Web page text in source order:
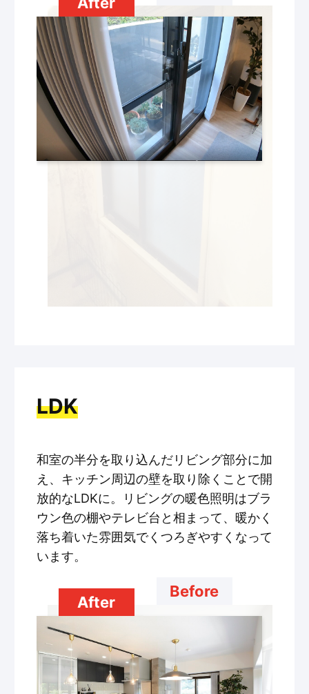
LDK
和室の半分を取り込んだリビング部分に加
え、キッチン周辺の壁を取り除くことで開
放的なLDKに。リビングの暖色照明はブラ
ウン色の棚やテレビ台と相まって、暖かく
落ち着いた雰囲気でくつろぎやすくなって
います。
Before
After